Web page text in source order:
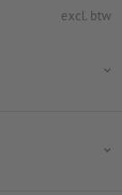
excl. btw